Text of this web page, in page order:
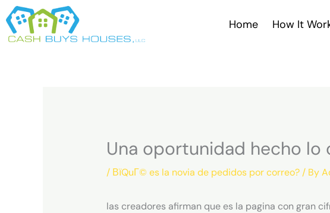
Skip
to
content
Home How It
Una oportunidad hecho
/ ВїQuГ© es la novia de pedidos por correo?/ By
las creadores afirman que es la pagina con gran